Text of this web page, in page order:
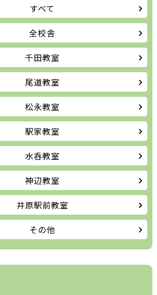
すべて
全校舎
千田教室
尾道教室
松永教室
駅家教室
水呑教室
神辺教室
井原駅前教室
その他